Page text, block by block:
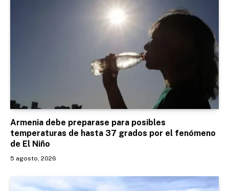
Armenia debe preparase para posibles
temperaturas de hasta 37 grados por el fenómeno
de El Niño
5 agosto, 2026